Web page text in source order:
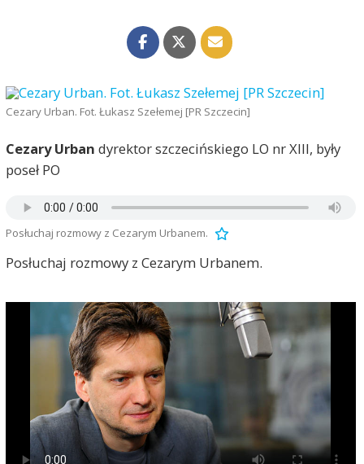
Cezary Urban. Fot. Łukasz Szełemej [PR Szczecin]
Cezary Urban dyrektor szczecińskiego LO nr XIII, były
poseł PO
Posłuchaj rozmowy z Cezarym Urbanem.
Posłuchaj rozmowy z Cezarym Urbanem.